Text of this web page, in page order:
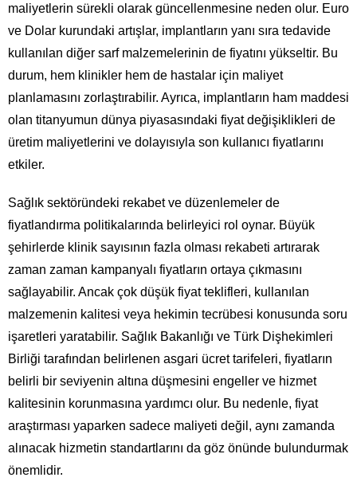
maliyetlerin sürekli olarak güncellenmesine neden olur. Euro
ve Dolar kurundaki artışlar, implantların yanı sıra tedavide
kullanılan diğer sarf malzemelerinin de fiyatını yükseltir. Bu
durum, hem klinikler hem de hastalar için maliyet
planlamasını zorlaştırabilir. Ayrıca, implantların ham maddesi
olan titanyumun dünya piyasasındaki fiyat değişiklikleri de
üretim maliyetlerini ve dolayısıyla son kullanıcı fiyatlarını
etkiler.
Sağlık sektöründeki rekabet ve düzenlemeler de
fiyatlandırma politikalarında belirleyici rol oynar. Büyük
şehirlerde klinik sayısının fazla olması rekabeti artırarak
zaman zaman kampanyalı fiyatların ortaya çıkmasını
sağlayabilir. Ancak çok düşük fiyat teklifleri, kullanılan
malzemenin kalitesi veya hekimin tecrübesi konusunda soru
işaretleri yaratabilir. Sağlık Bakanlığı ve Türk Dişhekimleri
Birliği tarafından belirlenen asgari ücret tarifeleri, fiyatların
belirli bir seviyenin altına düşmesini engeller ve hizmet
kalitesinin korunmasına yardımcı olur. Bu nedenle, fiyat
araştırması yaparken sadece maliyeti değil, aynı zamanda
alınacak hizmetin standartlarını da göz önünde bulundurmak
önemlidir.